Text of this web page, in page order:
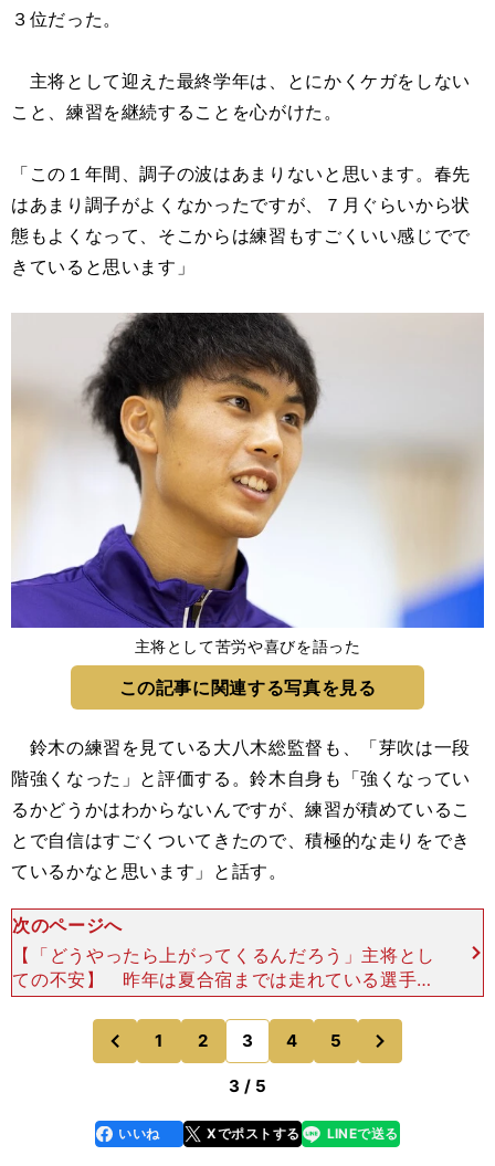
３位だった。
主将として迎えた最終学年は、とにかくケガをしない
こと、練習を継続することを心がけた。
「この１年間、調子の波はあまりないと思います。春先
はあまり調子がよくなかったですが、７月ぐらいから状
態もよくなって、そこからは練習もすごくいい感じでで
きていると思います」
主将として苦労や喜びを語った
この記事に関連する写真を見る
鈴木の練習を見ている大八木総監督も、「芽吹は一段
階強くなった」と評価する。鈴木自身も「強くなってい
るかどうかはわからないんですが、練習が積めているこ
とで自信はすごくついてきたので、積極的な走りをでき
ているかなと思います」と話す。
次のページへ
【「どうやったら上がってくるんだろう」主将とし
ての不安】 昨年は夏合宿までは走れている選手が
少なく、「本当に三冠を目指せるのか」と不安にな
ったところから、秋に調子を上げてきて三冠を達
成。今年のチーム
前
のページへ
1 2 3 4 5
のページへ
3 / 5
faceboo
k
いいね Xでポストする
line LINEで送る